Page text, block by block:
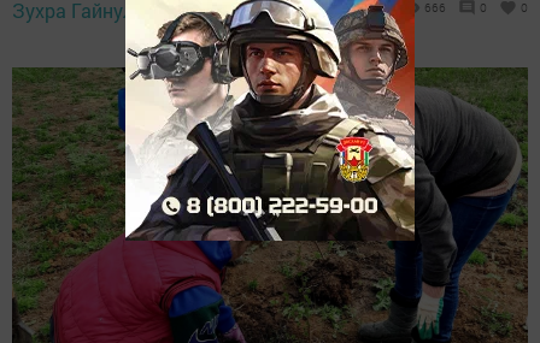
Зухра Гайнуллина, 26 апреля 2025 - 14:31 666 0 0